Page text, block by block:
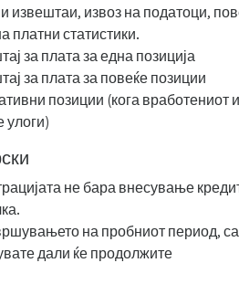
извештаи, извоз на податоци,
платни статистики.
за плата за една позиција
за плата за повеќе позиции
позиции (кога вработениот
улоги)
не бара внесување
на пробниот период,
дали ќе продолжите